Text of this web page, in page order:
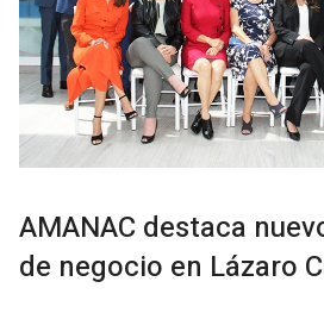
AMANAC destaca
de negocio en Lázaro